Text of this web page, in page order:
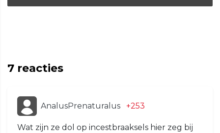
7 reacties
AnalusPrenaturalus +253
Wat zijn ze dol op incestbraaksels hier zeg bij